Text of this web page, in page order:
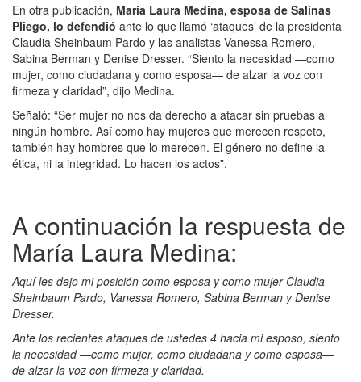
En otra publicación, María Laura Medina, esposa de Salinas
Pliego, lo defendió ante lo que llamó ‘ataques’ de la presidenta
Claudia Sheinbaum Pardo y las analistas Vanessa Romero,
Sabina Berman y Denise Dresser. “Siento la necesidad —como
mujer, como ciudadana y como esposa— de alzar la voz con
firmeza y claridad”, dijo Medina.
Señaló: “Ser mujer no nos da derecho a atacar sin pruebas a
ningún hombre. Así como hay mujeres que merecen respeto,
también hay hombres que lo merecen. El género no define la
ética, ni la integridad. Lo hacen los actos”.
A continuación la respuesta de
María Laura Medina:
Aquí les dejo mi posición como esposa y como mujer Claudia
Sheinbaum Pardo, Vanessa Romero, Sabina Berman y Denise
Dresser.
Ante los recientes ataques de ustedes 4 hacia mi esposo, siento
la necesidad —como mujer, como ciudadana y como esposa—
de alzar la voz con firmeza y claridad.